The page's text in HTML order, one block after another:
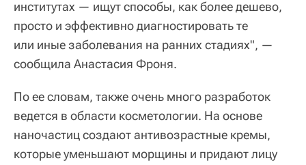
институтах — ищут способы, как более дешево,
просто и эффективно диагностировать те
или иные заболевания на ранних стадиях", —
сообщила Анастасия Фроня.
По ее словам, также очень много разработок
ведется в области косметологии. На основе
наночастиц создают антивозрастные кремы,
которые уменьшают морщины и придают лицу